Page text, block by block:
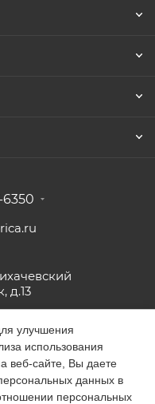
6350
д.13
улучшения
использования
веб-сайте, Вы даете
данных в
персональных